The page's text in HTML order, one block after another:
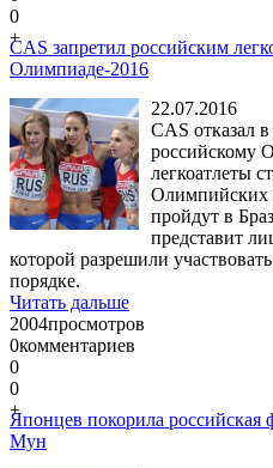
0
+
CAS запретил российским
Олимпиаде-2016
22.07.2016
CAS отказал
российскому
легкоатлеты
Олимпийских
пройдут в
представит
которой разрешили
порядке.
Читать дальше
2004просмотров
0комментариев
0
0
+
Японцев покорила российская
Мун